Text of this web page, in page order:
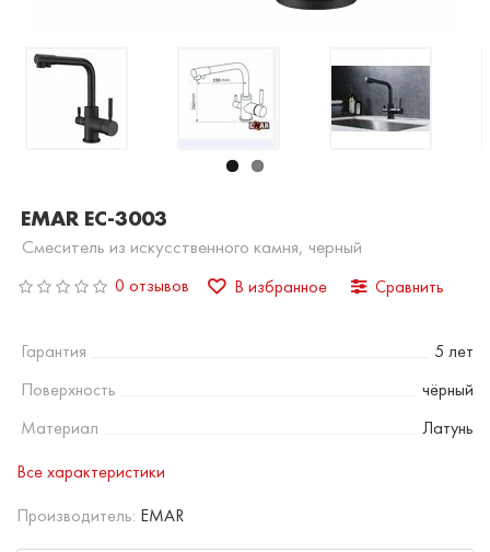
EMAR EC-3003
Смеситель из искусственного камня, черный
0 отзывов В избранное Сравнить
Гарантия
5 лет
Поверхность
чёрный
Материал
Латунь
Все характеристики
Производитель: EMAR